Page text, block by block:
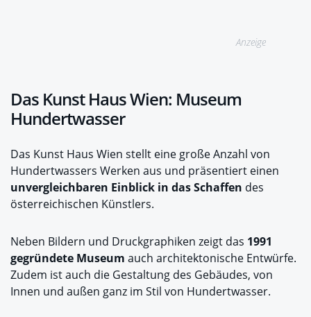
Anzeige
Das Kunst Haus Wien: Museum
Hundertwasser
Das Kunst Haus Wien stellt eine große Anzahl von
Hundertwassers Werken aus und präsentiert einen
unvergleichbaren Einblick in das Schaffen des
österreichischen Künstlers.
Neben Bildern und Druckgraphiken zeigt das 1991
gegründete Museum auch architektonische Entwürfe.
Zudem ist auch die Gestaltung des Gebäudes, von
Innen und außen ganz im Stil von Hundertwasser.